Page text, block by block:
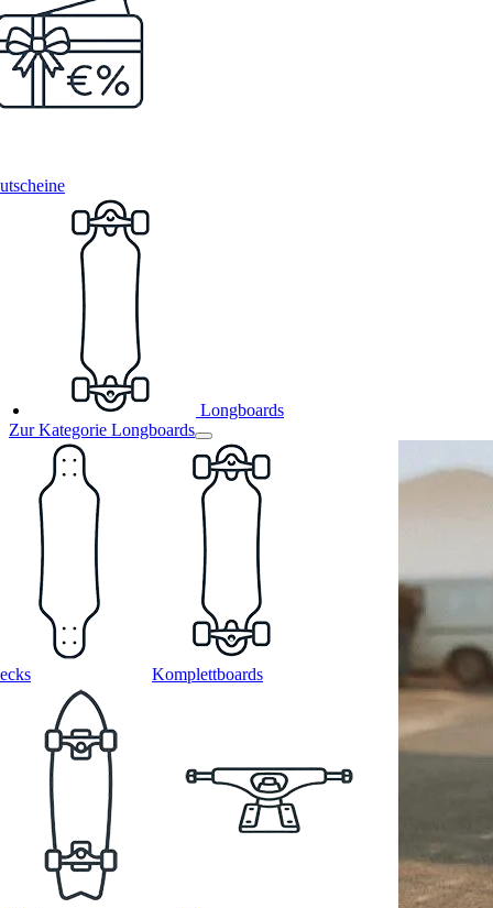
Longboards
Zur Kategorie Longboards
Komplettboards